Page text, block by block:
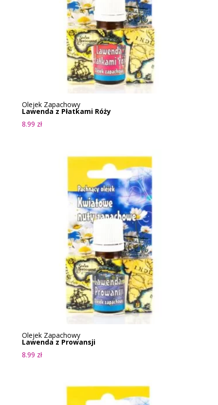
Olejek Zapachowy
Lawenda z Płatkami Róży
8.99 zł
Olejek Zapachowy
Lawenda z Prowansji
8.99 zł